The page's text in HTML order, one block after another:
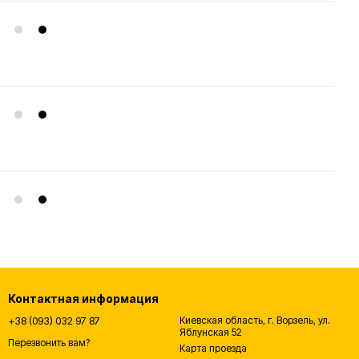
Контактная информация
+38 (093) 032 97 87
Перезвонить вам?
Киевская область, г. Ворзель, ул.
Яблунская 52
Карта проезда